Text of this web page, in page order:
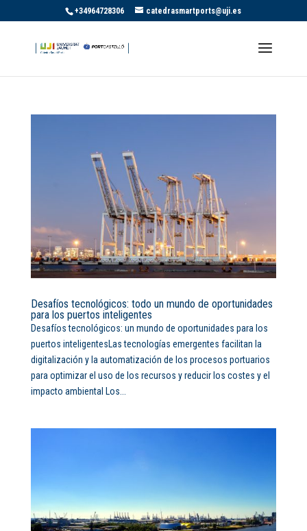
+34964728306 catedrasmartports@uji.es
Desafíos tecnológicos: todo un mundo de oportunidades
para los puertos inteligentes
Desafíos tecnológicos: un mundo de oportunidades para los
puertos inteligentesLas tecnologías emergentes facilitan la
digitalización y la automatización de los procesos portuarios
para optimizar el uso de los recursos y reducir los costes y el
impacto ambiental Los...